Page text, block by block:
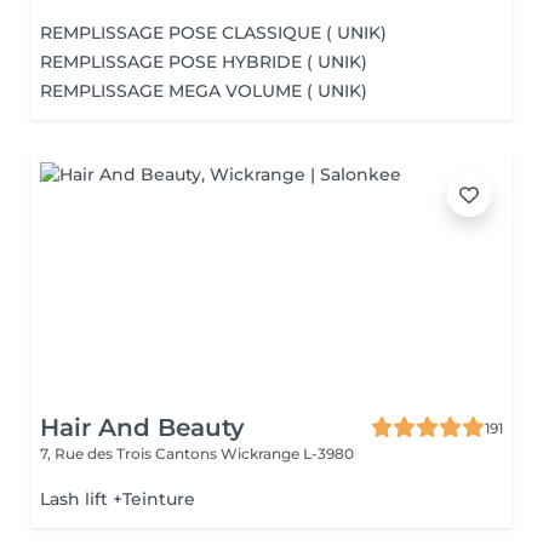
REMPLISSAGE POSE CLASSIQUE ( UNIK)
REMPLISSAGE POSE HYBRIDE ( UNIK)
REMPLISSAGE MEGA VOLUME ( UNIK)
Hair And Beauty
191
7, Rue des Trois Cantons Wickrange L-3980
Lash lift +Teinture